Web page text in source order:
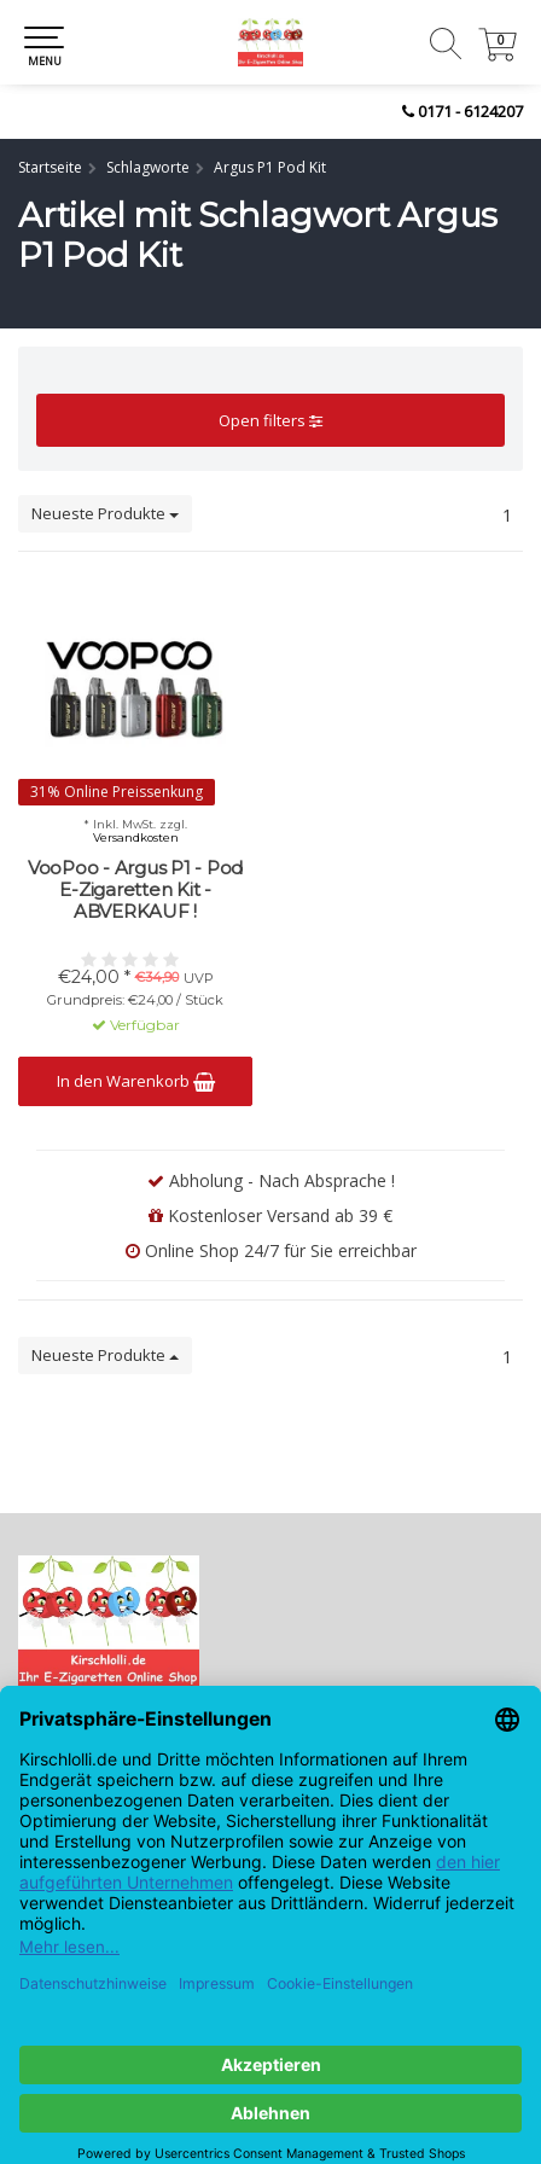
0171 - 6124207
0
0
MENU
Startseite Schlagworte Argus P1 Pod Kit
Artikel mit Schlagwort Argus
P1 Pod Kit
Open filters
Neueste Produkte 1
31% Online Preissenkung
VooPoo - Argus P1 - Pod
E-Zigaretten Kit -
ABVERKAUF !
€24,00 * €34,90 UVP
Grundpreis: €24,00 / Stück
* Inkl. MwSt. zzgl.
Versandkosten
Verfügbar
In den Warenkorb
Abholung - Nach Absprache !
Kostenloser Versand ab 39 €
Online Shop 24/7 für Sie erreichbar
Neueste Produkte 1
Kirschlolli.de - Ihr E-Zigaretten Online Shop
Kirchplatz 7, 96114 Hirschaid
0171 - 6124207
info@kirschlolli.de
USt-IdNr.: DE321609131
Kundendienst
Mein Konto
© Copyright 2026 Kirschlolli.de – Ihr E-Zigaretten Online Shop in
Deutschland